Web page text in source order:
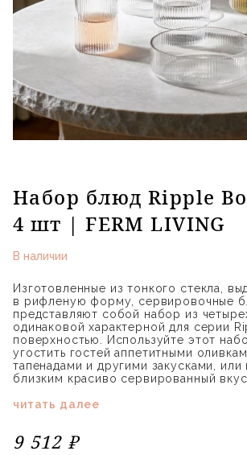
Набор блюд Ripple
4 шт | FERM LIVING
В наличии
Изготовленные из тонкого стекла,
в рифленую форму, сервировочные
представляют собой набор из
одинаковой характерной для серии
поверхностью. Используйте этот
угостить гостей аппетитными
тапенадами и другими закусками,
близким красиво сервированный
читать далее
9 512 ₽